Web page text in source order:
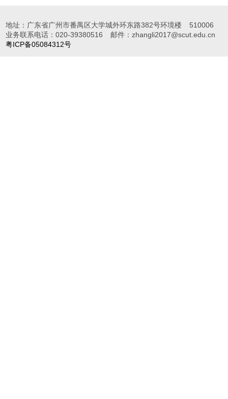
地址：广东省广州市番禺区大学城外环东路382号环境楼
510006
业务联系电话：020-39380516
邮件：zhangli2017@scut.edu.cn
粤ICP备05084312号